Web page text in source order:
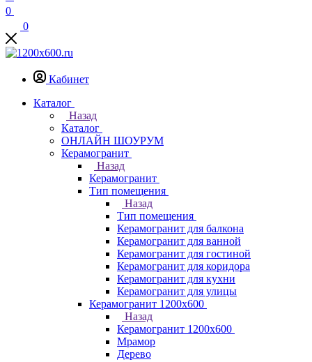
0
0
Кабинет
Каталог
Назад
Каталог
ОНЛАЙН ШОУРУМ
Керамогранит
Назад
Керамогранит
Тип помещения
Назад
Тип помещения
Керамогранит для балкона
Керамогранит для ванной
Керамогранит для гостиной
Керамогранит для коридора
Керамогранит для кухни
Керамогранит для улицы
Керамогранит 1200х600
Назад
Керамогранит 1200х600
Мрамор
Дерево